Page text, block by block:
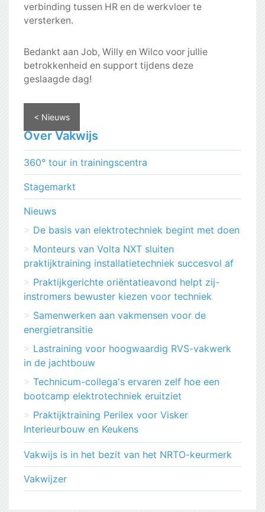
verbinding tussen HR en de werkvloer te
versterken.
Bedankt aan Job, Willy en Wilco voor jullie
betrokkenheid en support tijdens deze
geslaagde dag!
< Nieuws
Over Vakwijs
360° tour in trainingscentra
Stagemarkt
Nieuws
De basis van elektrotechniek begint met doen
Monteurs van Volta NXT sluiten
praktijktraining installatietechniek succesvol af
Praktijkgerichte oriëntatieavond helpt zij-
instromers bewuster kiezen voor techniek
Samenwerken aan vakmensen voor de
energietransitie
Lastraining voor hoogwaardig RVS-vakwerk
in de jachtbouw
Technicum-collega's ervaren zelf hoe een
bootcamp elektrotechniek eruitziet
Praktijktraining Perilex voor Visker
Interieurbouw en Keukens
Vakwijs is in het bezit van het NRTO-keurmerk
Vakwijzer